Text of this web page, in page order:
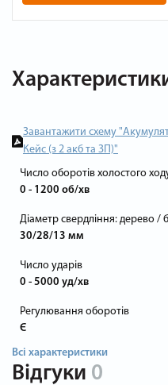
Завантажити схему
Кейс (з 2 акб та ЗП)"
Число оборотів холостого
0 - 1200 об/хв
Діаметр свердління: дерево /
30/28/13 мм
Число ударів
0 - 5000 уд/хв
Регулювання оборотів
Є
Всі характеристики
Відгуки 0